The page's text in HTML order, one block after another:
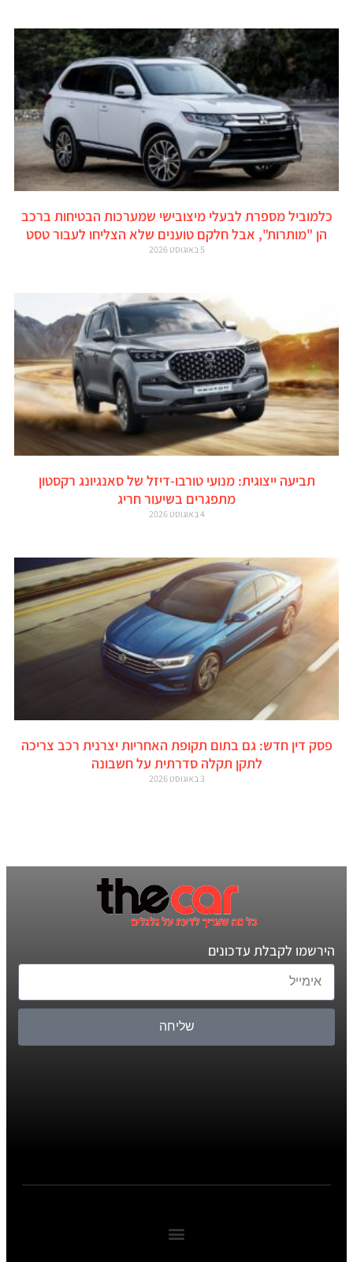
כלמוביל מספרת לבעלי מיצובישי שמערכות הבטיחות ברכב
הן "מותרות", אבל חלקם טוענים שלא הצליחו לעבור טסט
5 באוגוסט 2026
תביעה ייצוגית: מנועי טורבו-דיזל של סאנגיונג רקסטון
מתפגרים בשיעור חריג
4 באוגוסט 2026
פסק דין חדש: גם בתום תקופת האחריות יצרנית רכב צריכה
לתקן תקלה סדרתית על חשבונה
3 באוגוסט 2026
הירשמו לקבלת עדכונים
שליחה